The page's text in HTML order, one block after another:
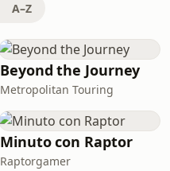
A–Z
Beyond the Journey
Metropolitan Touring
Minuto con Raptor
Raptorgamer